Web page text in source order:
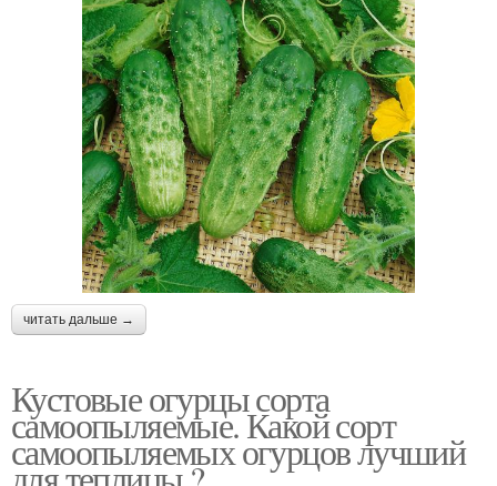
читать дальше →
Кустовые огурцы сорта
самоопыляемые. Какой сорт
самоопыляемых огурцов лучший